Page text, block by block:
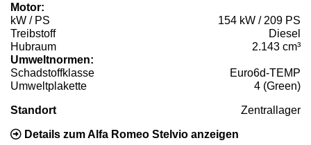
Motor:
kW / PS
154 kW / 209 PS
Treibstoff
Diesel
Hubraum
2.143 cm³
Umweltnormen:
Schadstoffklasse
Euro6d-TEMP
Umweltplakette
4 (Green)
Standort Zentrallager
Details zum Alfa Romeo Stelvio anzeigen